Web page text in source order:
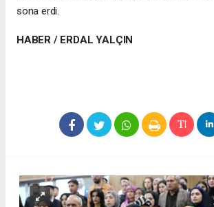
sona erdi.
HABER / ERDAL YALÇIN